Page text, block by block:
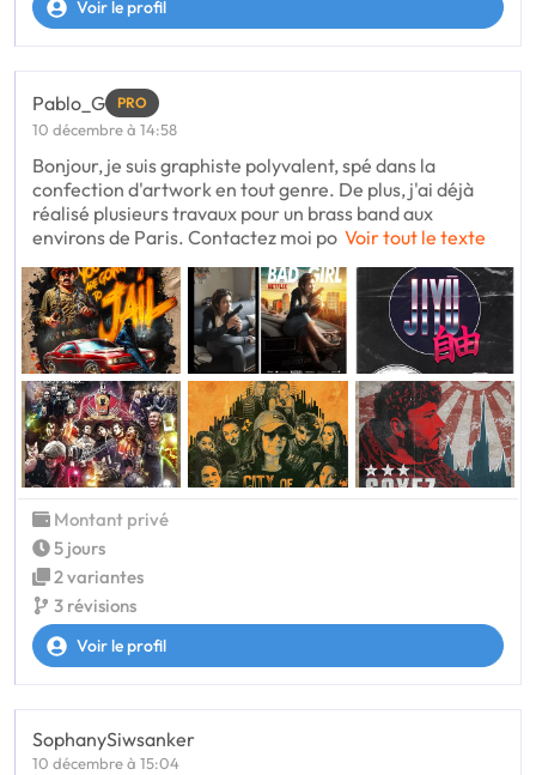
Voir le profil
Pablo_G PRO
10 décembre à 14:58
Bonjour, je suis graphiste polyvalent, spé dans la
confection d'artwork en tout genre. De plus, j'ai déjà
réalisé plusieurs travaux pour un brass band aux
environs de Paris. Contactez moi po Voir tout le texte
Montant privé
5 jours
2 variantes
3 révisions
Voir le profil
SophanySiwsanker
10 décembre à 15:04